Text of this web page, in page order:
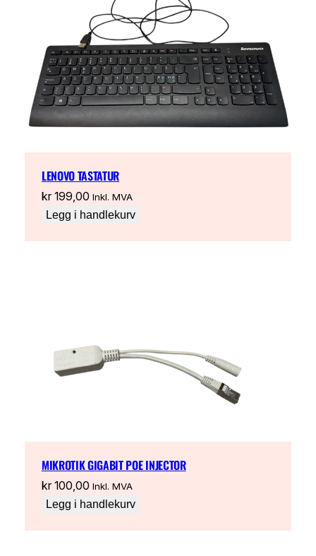
LENOVO TASTATUR
kr199,00 Inkl. MVA
Legg i handlekurv
MIKROTIK GIGABIT POE INJECTOR
kr100,00 Inkl. MVA
Legg i handlekurv